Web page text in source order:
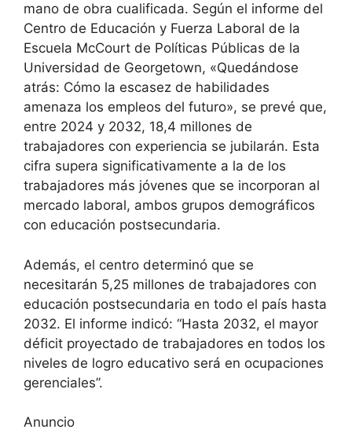
mano de obra cualificada. Según el informe del
Centro de Educación y Fuerza Laboral de la
Escuela McCourt de Políticas Públicas de la
Universidad de Georgetown, «Quedándose
atrás: Cómo la escasez de habilidades
amenaza los empleos del futuro», se prevé que,
entre 2024 y 2032, 18,4 millones de
trabajadores con experiencia se jubilarán. Esta
cifra supera significativamente a la de los
trabajadores más jóvenes que se incorporan al
mercado laboral, ambos grupos demográficos
con educación postsecundaria.
Además, el centro determinó que se
necesitarán 5,25 millones de trabajadores con
educación postsecundaria en todo el país hasta
2032. El informe indicó: “Hasta 2032, el mayor
déficit proyectado de trabajadores en todos los
niveles de logro educativo será en ocupaciones
gerenciales”.
Anuncio